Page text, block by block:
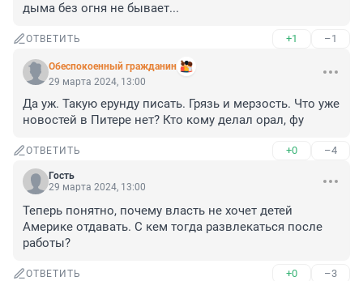
дыма без огня не бывает...
ОТВЕТИТЬ +1 –1
Обеспокоенный гражданин
29 марта 2024, 13:00
Да уж. Такую ерунду писать. Грязь и мерзость. Что уже
новостей в Питере нет? Кто кому делал орал, фу
ОТВЕТИТЬ +0 –4
Гость
29 марта 2024, 13:00
Теперь понятно, почему власть не хочет детей
Америке отдавать. С кем тогда развлекаться после
работы?
ОТВЕТИТЬ +0 –3